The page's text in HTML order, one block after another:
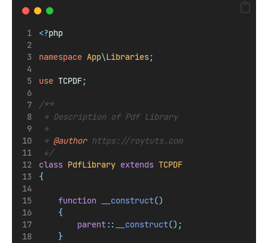
<?php
namespace App\Libraries;
use TCPDF;
/**
* Description of Pdf Library
*
* @author https://roytuts.com
*/
class PdfLibrary extends TCPDF
{
function __construct()
{
parent:: __construct();
}